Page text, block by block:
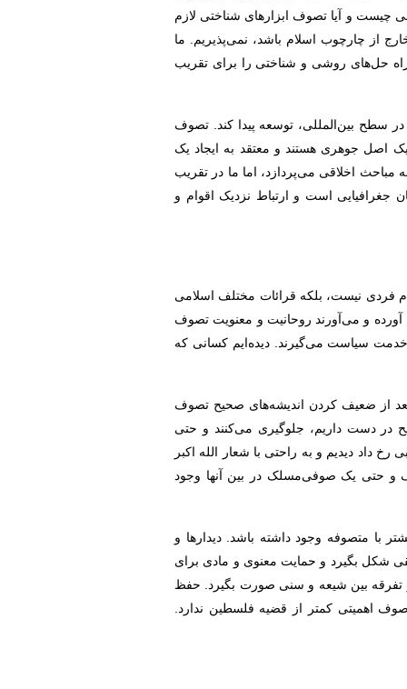
چیست و آیا تصوف ابزارهای شناختی لازم
از چارچوب اسلام باشد، نمی‌پذیریم. ما
راه حل‌های روشی و شناختی را برای تقریب
سطح بین‌المللی، توسعه پیدا کند. تصوف
اصل جوهری هستند و معتقد به ایجاد یک
اخلاقی می‌پردازد، اما ما در تقریب
جغرافیایی است و ارتباط نزدیک اقوام و
نیست، بلکه قرائات مختلف اسلامی
آورده و می‌آورند روحانیت و معنویت تصوف
خدمت سیاست می‌گیرند. دیده‌ایم کسانی که
از ضعیف‌ کردن اندیشه‌های صحیح تصوف
در دست داریم، جلوگیری می‌کنند و حتی
۱۳ سال حوادثی را که در قالب بهار عربی رخ داد دیدیم و به راحتی با شعار الله اکبر
و حتی یک صوفی‌مسلک در بین آنها وجود
با متصوفه وجود داشته باشد. دیدارها و
شکل بگیرد و حمایت معنوی و مادی برای
و تفرقه بین شیعه و سنی صورت بگیرد. حفظ
اهمیتی کمتر از قضیه فلسطین ندارد.